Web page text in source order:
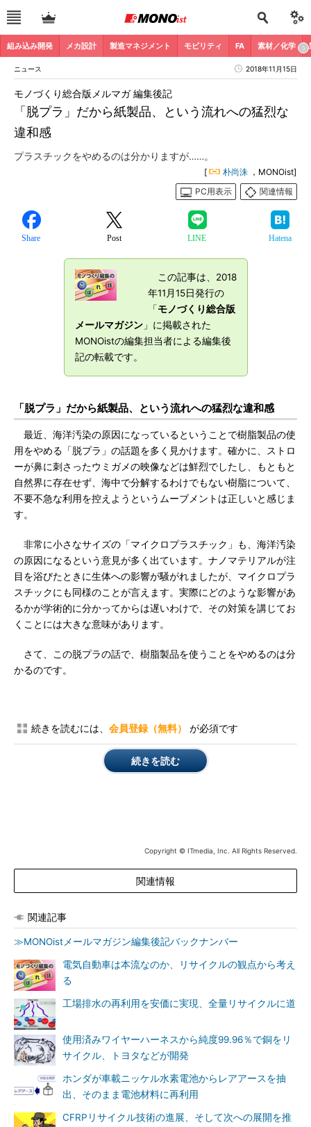
組み込み開発 メカ設計 製造マネジメント モビリティ FA 素材／化学
ニュース 2018年11月15日
「脱プラ」だから紙製品、という流れへの猛烈な
違和感
モノづくり総合版メルマガ 編集後記
プラスチックをやめるのは分かりますが……。
[ 朴尚洙 ，MONOist]
PC用表示
関連情報
Share Post LINE Hatena
この記事は、2018
年11月15日発行の
「モノづくり総合版
メールマガジン」に掲載された
MONOistの編集担当者による編集後
記の転載です。
「脱プラ」だから紙製品、という流れへの猛烈な違和感
最近、海洋汚染の原因になっているということで樹脂製品の使
用をやめる「脱プラ」の話題を多く見かけます。確かに、ストロ
ーが鼻に刺さったウミガメの映像などは鮮烈でしたし、もともと
自然界に存在せず、海中で分解するわけでもない樹脂について、
不要不急な利用を控えようというムーブメントは正しいと感じま
す。
非常に小さなサイズの「マイクロプラスチック」も、海洋汚染
の原因になるという意見が多く出ています。ナノマテリアルが注
目を浴びたときに生体への影響が騒がれましたが、マイクロプラ
スチックにも同様のことが言えます。実際にどのような影響があ
るかが学術的に分かってからは遅いわけで、その対策を講じてお
くことには大きな意味があります。
さて、この脱プラの話で、樹脂製品を使うことをやめるのは分
かるのです。
続きを読むには、 会員登録（無料） が必須です
続きを読む
Copyright © ITmedia, Inc. All Rights Reserved.
関連情報
関連記事
≫MONOistメールマガジン編集後記バックナンバー
電気自動車は本流なのか、リサイクルの観点から考え
る
工場排水の再利用を安価に実現、全量リサイクルに道
使用済みワイヤーハーネスから純度99.96％で銅をリ
サイクル、トヨタなどが開発
ホンダが車載ニッケル水素電池からレアアースを抽
出、そのまま電池材料に再利用
CFRPリサイクル技術の進展、そして次への展開を推